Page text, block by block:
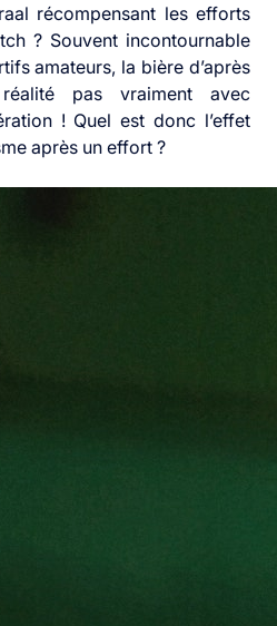
récompensant les efforts
? Souvent incontournable
amateurs, la bière d’après
pas vraiment avec
! Quel est donc l’effet
après un effort ?